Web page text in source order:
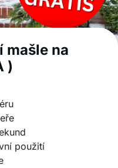
mašle na
)
použití